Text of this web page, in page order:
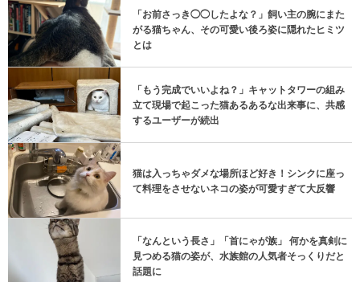
「お前さっき◯◯したよな？」飼い主の腕にまた
がる猫ちゃん、その可愛い後ろ姿に隠れたヒミツ
とは
「もう完成でいいよね？」キャットタワーの組み
立て現場で起こった猫あるあるな出来事に、共感
するユーザーが続出
猫は入っちゃダメな場所ほど好き！シンクに座っ
て料理をさせないネコの姿が可愛すぎて大反響
「なんという長さ」「首にゃが族」 何かを真剣に
見つめる猫の姿が、水族館の人気者そっくりだと
話題に